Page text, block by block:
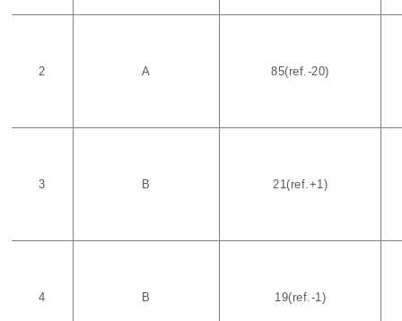
2 A 85(ref.-20)
3 B 21(ref.+1)
4 B 19(ref.-1)